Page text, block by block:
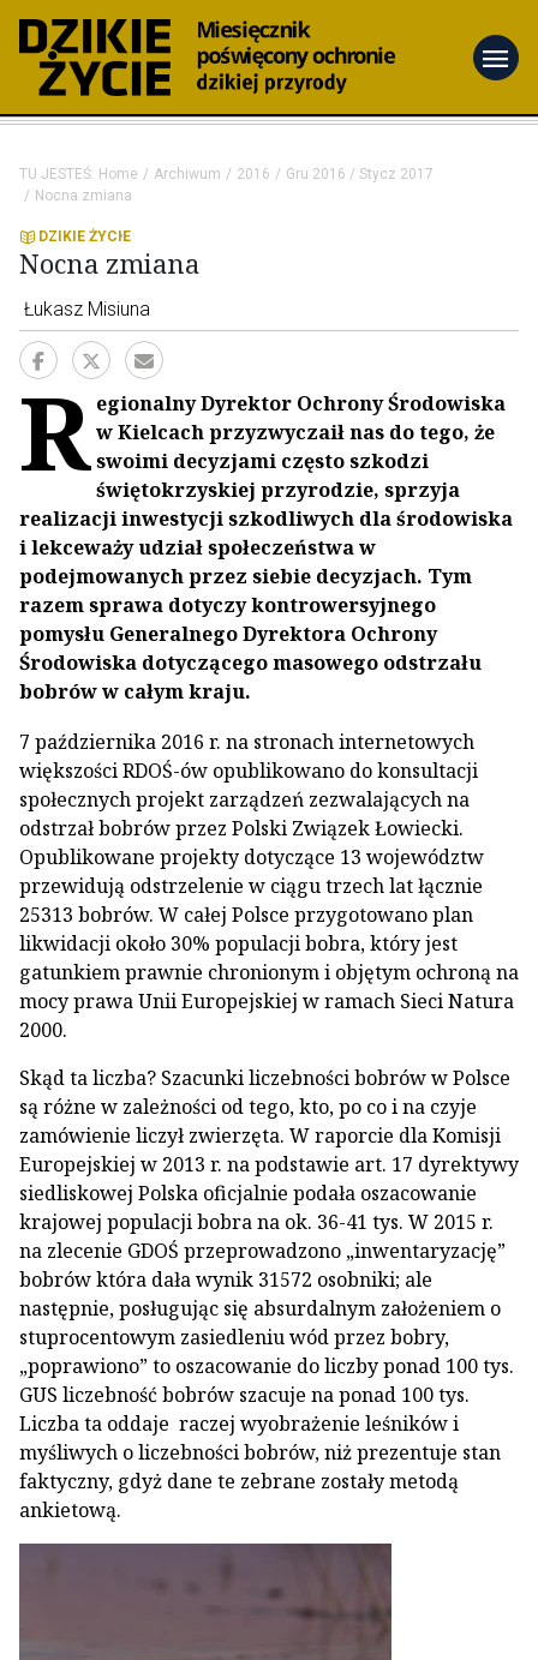
menu
TU JESTEŚ: Home Archiwum 2016
Gru 2016 / Stycz 2017
Nocna zmiana
DZIKIE ŻYCIE
Nocna zmiana
Łukasz Misiuna
R egionalny Dyrektor Ochrony Środowiska
w Kielcach przyzwyczaił nas do tego, że
swoimi decyzjami często szkodzi
świętokrzyskiej przyrodzie, sprzyja
realizacji inwestycji szkodliwych dla środowiska
i lekceważy udział społeczeństwa w
podejmowanych przez siebie decyzjach. Tym
razem sprawa dotyczy kontrowersyjnego
pomysłu Generalnego Dyrektora Ochrony
Środowiska dotyczącego masowego odstrzału
bobrów w całym kraju.
7 października 2016 r. na stronach internetowych
większości RDOŚ-ów opublikowano do konsultacji
społecznych projekt zarządzeń zezwalających na
odstrzał bobrów przez Polski Związek Łowiecki.
Opublikowane projekty dotyczące 13 województw
przewidują odstrzelenie w ciągu trzech lat łącznie
25313 bobrów. W całej Polsce przygotowano plan
likwidacji około 30% populacji bobra, który jest
gatunkiem prawnie chronionym i objętym ochroną na
mocy prawa Unii Europejskiej w ramach Sieci Natura
2000.
Skąd ta liczba? Szacunki liczebności bobrów w Polsce
są różne w zależności od tego, kto, po co i na czyje
zamówienie liczył zwierzęta. W raporcie dla Komisji
Europejskiej w 2013 r. na podstawie art. 17 dyrektywy
siedliskowej Polska oficjalnie podała oszacowanie
krajowej populacji bobra na ok. 36-41 tys. W 2015 r.
na zlecenie GDOŚ przeprowadzono „inwentaryzację”
bobrów która dała wynik 31572 osobniki; ale
następnie, posługując się absurdalnym założeniem o
stuprocentowym zasiedleniu wód przez bobry,
„poprawiono” to oszacowanie do liczby ponad 100 tys.
GUS liczebność bobrów szacuje na ponad 100 tys.
Liczba ta oddaje raczej wyobrażenie leśników i
myśliwych o liczebności bobrów, niż prezentuje stan
faktyczny, gdyż dane te zebrane zostały metodą
ankietową.